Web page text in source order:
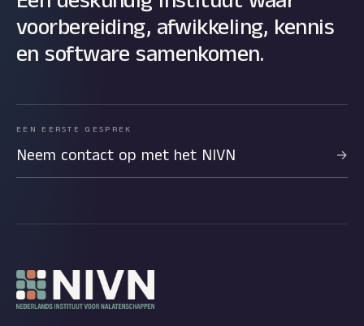
voorbereiding, afwikkeling, kennis
en software samenkomen.
EEN EERSTE GESPREK
Neem contact op met het NIVN →